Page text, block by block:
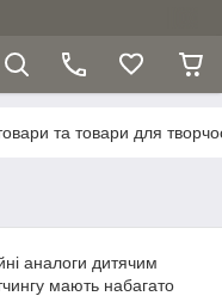
та товари для
аналоги дитячим
мають набагато